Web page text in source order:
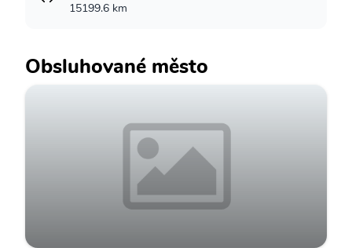
15199.6 km
Obsluhované město